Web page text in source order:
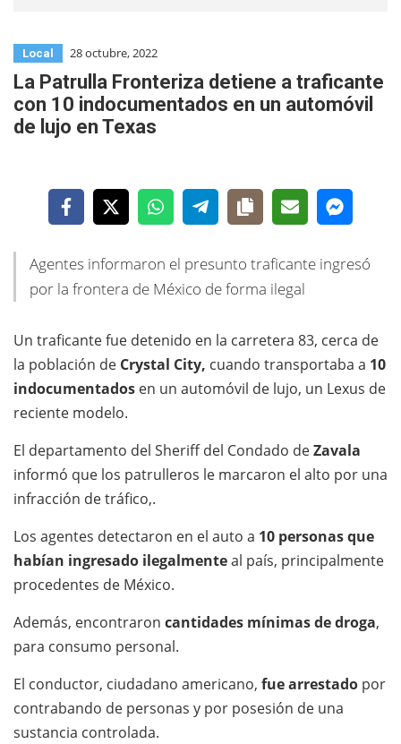
Local 28 octubre, 2022
La Patrulla Fronteriza detiene a traficante
con 10 indocumentados en un automóvil
de lujo en Texas
Agentes informaron el presunto traficante ingresó
por la frontera de México de forma ilegal
Un traficante fue detenido en la carretera 83, cerca de
la población de Crystal City, cuando transportaba a 10
indocumentados en un automóvil de lujo, un Lexus de
reciente modelo.
El departamento del Sheriff del Condado deZavala
informó que los patrulleros le marcaron el alto por una
infracción de tráfico,.
Los agentes detectaron en el auto a 10 personas que
habían ingresado ilegalmenteal país, principalmente
procedentes de México.
Además, encontraron cantidades mínimas de droga,
para consumo personal.
El conductor, ciudadano americano, fue arrestado por
contrabando de personas y por posesión de una
sustancia controlada.